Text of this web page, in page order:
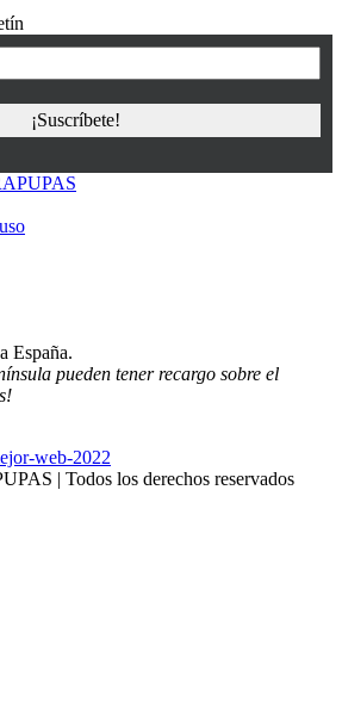
España.
pueden tener recargo sobre el
| Todos los derechos reservados